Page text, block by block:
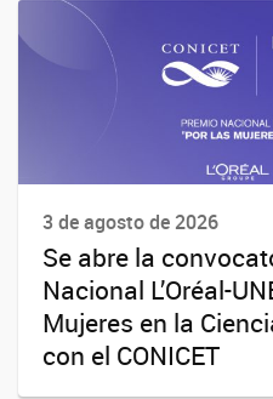
3 de agosto de 2026
Se abre la
Nacional L’Oréal-
Mujeres en la
con el CONICET